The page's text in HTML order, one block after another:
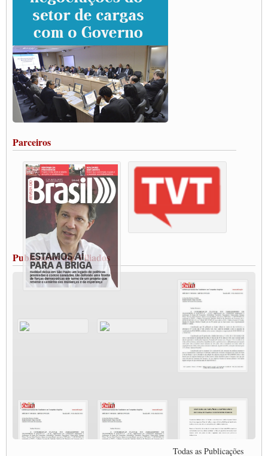
Paulinho e Litti debatem política global para transporte rodoviário de cargas na
SUTCRA no Uruguai
Grande Conquista da Categoria transporte de Cargas e Caminhoneiros Autonomos
ENCONTRO INTERNACIONAL EM APOIO A CLASSE TRABALHADORA
DO BRASIL E A ELEIÇÃO 2022
Carta às Brasileiras e aos Brasileiros em Defesa do Estado Democrático de Direito
Paulinho, presidente da CNTTL, faz balanço do 3º Congresso da CNTTL
Caminhoneiros aprovam greve a partir do 1º de novembro
Rodoviários de Feira Santana fazem Assembleia para avaliar proposta de reajuste
salarial
Vacina Já: Lockdown de 24 horas dos trabalhadores em transportes está mantido,
Condutores de Guarulhos farão greve sanitária nesta terça-feira (20)
Paralisação dos Caminhoneiros na #BR285, entrocamento que liga o Mercosul ao
Rio Grande
Caminhoneiros bloqueiam duas faixas na Castello Branco e fazem protesto
Modal-Live #13 Aumento da Violência Contra Mulher e o Adoecimento da Classe
Trabalhadora em Tempos de Pandemia
MODAL-LIVE#12 POLÍTICAS PÚBLICAS DE TRANSPORTE PARA A
CLASSE TRABALHADORA E ELEIÇÕES NA PANDEMIA
MODAL-LIVE#11 POLÍTICAS PÚBLICAS DE TRANSPORTE
JUVENTUDE DO TRANSPORTE: POR QUE DEVEMOS NOS ORGANIZAR?
Fabio Primo testa positivo para Coronavírus, mas está bem de saúde
Modal-Live#9 Quais são os direitos dos trabalhador@s que contraem a Covid-19 na
Participe da Campanha Fora Bolsonaro
CNTTL e FECOOTAC apoiam Campanha de testes de COVID-19 para
MODAL-LIVE#8 - Lideranças sindicais da CNTTL, CGTB e dos caminhoneiros
O PAPEL DA ITF E FUTAC NAS LUTAS, EMPREGO, DIREITOS EM
ESCALA GLOBAL E DA DEFESA DA VIDA
Modal-Live #6: Com participação especial do professor da Unisinos e Doutor em
Ciências da Comunicação da USP, Rafael Grohmann, que coordena uma pesquisa
Parceiros
Publicações dos Filiados
Todas as Publicações